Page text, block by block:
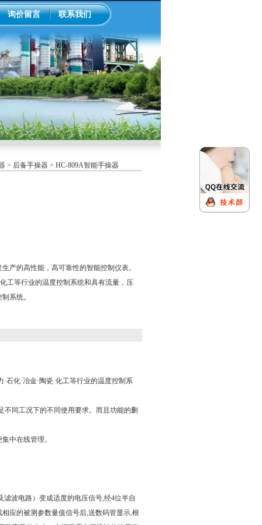
询价留言 联系我们
> 后备手操器> HC-809A智能手操器
产的高性能，高可靠性的智能控制仪表。
工等行业的温度控制系统和具有流量，压
系统。
化·冶金·陶瓷·化工等行业的温度控制系
同工况下的不同使用要求。而且功能的删
中在线管理。
波电路）变成适度的电压信号,经4位半自
应的被测参数量值信号后,送数码管显示,根